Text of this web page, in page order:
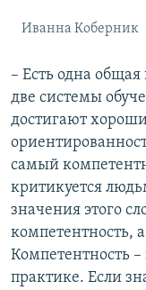
Иванна Коберник
– Есть одна
две системы
достигают
самый
критикуется
значения этого
компетентность,
Компетентность
практике. Если